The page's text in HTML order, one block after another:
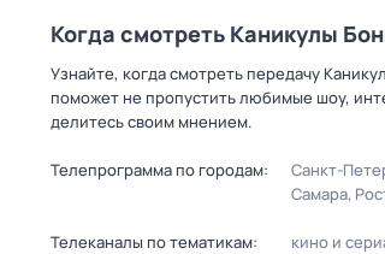
Когда смотреть Каникулы
Узнайте, когда смотреть передачу
поможет не пропустить любимые шоу,
делитесь своим мнением.
Телепрограмма по городам: Санкт-
Самара
Телеканалы по тематикам: кино и